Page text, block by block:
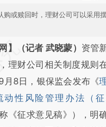
或赎回时，理财公司可以采用
结开头增加这段话：本文
于财新
SfbC2hRr]
SfbC2hRr)提
文真实意图存在偏差。
】（记者 武晓蒙） 资管
理财公司相关制度规则
月8日，银保监会发布《
动性风险管理办法（
《征求意见稿》），明